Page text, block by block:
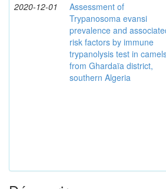
2020-12-01
Assessment of
Trypanosoma evansi
prevalence and
risk factors by immune
trypanolysis test in
from Ghardaïa district,
southern Algeria